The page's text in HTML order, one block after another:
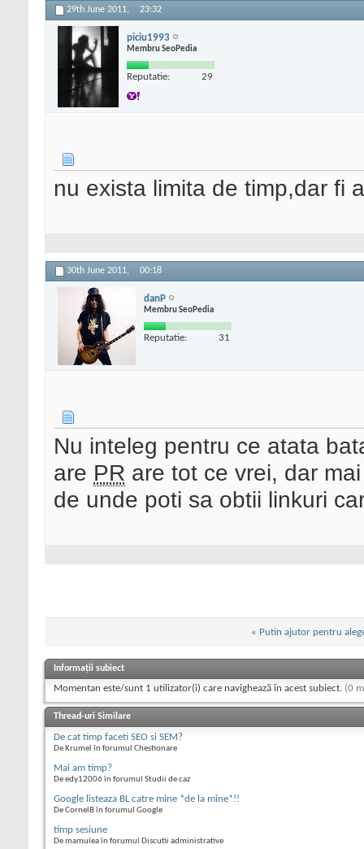
29th June 2011, 23:32
piciu1993
Membru SeoPedia
Reputatie: 29
nu exista limita de timp,dar fi
30th June 2011, 00:18
danP
Membru SeoPedia
Reputatie: 31
Nu inteleg pentru ce atata
are PR are tot ce vrei, dar
de unde poti sa obtii linkuri
« Putin ajutor pentru
Informații subiect
Momentan este/sunt 1 utilizator(i) care navighează în acest subiect. (0
Thread-uri Similare
De cat timp faceti SEO si SEM?
De Krumel în forumul Chestionare
Mai am timp?
De edy12006 în forumul Studii de caz
Google listeaza BL catre mine *de la mine*!!
De CornelB în forumul Google
timp sesiune
De mamulea în forumul Discutii administrative